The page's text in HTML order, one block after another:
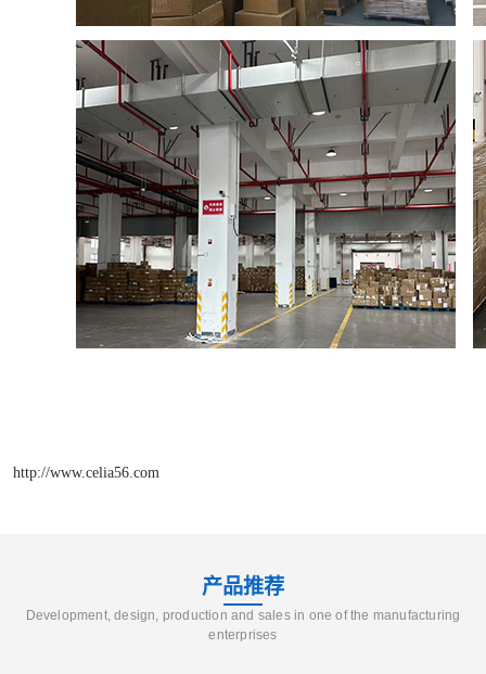
http://www.celia56.com
产品推荐
Development, design, production and sales in one of the manufacturing
enterprises